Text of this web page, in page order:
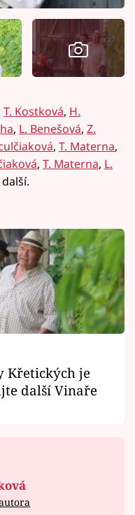
T. Kostková, H.
, L. Benešová, Z.
, T. Materna,
, T. Materna, L.
Křetických je
další Vinaře